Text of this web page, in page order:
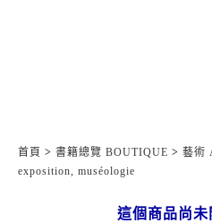
首頁 > 書籍總覽 BOUTIQUE > 藝術
exposition, muséologie
這個商品尚未